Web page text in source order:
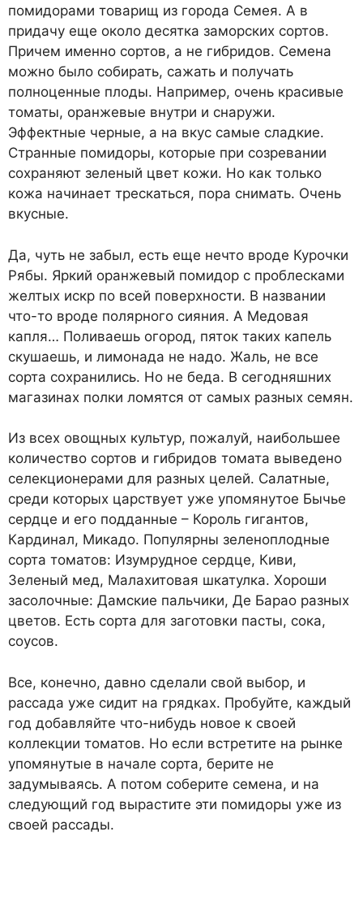
помидорами товарищ из города Семея. А в
придачу еще около десятка заморских сортов.
Причем именно сортов, а не гибридов. Семена
можно было собирать, сажать и получать
полноценные плоды. Например, очень красивые
томаты, оранжевые внутри и снаружи.
Эффектные черные, а на вкус самые сладкие.
Странные помидоры, которые при созревании
сохраняют зеленый цвет кожи. Но как только
кожа начинает трескаться, пора снимать. Очень
вкусные.
Да, чуть не забыл, есть еще нечто вроде Курочки
Рябы. Яркий оранжевый помидор с проблесками
желтых искр по всей поверхности. В названии
что-то вроде полярного сияния. А Медовая
капля… Поливаешь огород, пяток таких капель
скушаешь, и лимонада не надо. Жаль, не все
сорта сохранились. Но не беда. В сегодняшних
магазинах полки ломятся от самых разных семян.
Из всех овощных культур, пожалуй, наибольшее
количество сортов и гибридов томата выведено
селекционерами для разных целей. Салатные,
среди которых царствует уже упомянутое Бычье
сердце и его подданные – Король гигантов,
Кардинал, Микадо. Популярны зеленоплодные
сорта томатов: Изумрудное сердце, Киви,
Зеленый мед, Малахитовая шкатулка. Хороши
засолочные: Дамские пальчики, Де Барао разных
цветов. Есть сорта для заготовки пасты, сока,
соусов.
Все, конечно, давно сделали свой выбор, и
рассада уже сидит на грядках. Пробуйте, каждый
год добавляйте что-нибудь новое к своей
коллекции томатов. Но если встретите на рынке
упомянутые в начале сорта, берите не
задумываясь. А потом соберите семена, и на
следующий год вырастите эти помидоры уже из
своей рассады.